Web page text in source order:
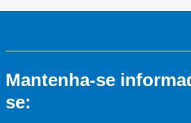
Mantenha-se
se: